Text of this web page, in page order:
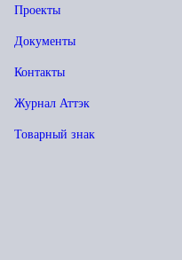
Проекты
Документы
Контакты
Журнал Аттэк
Товарный знак